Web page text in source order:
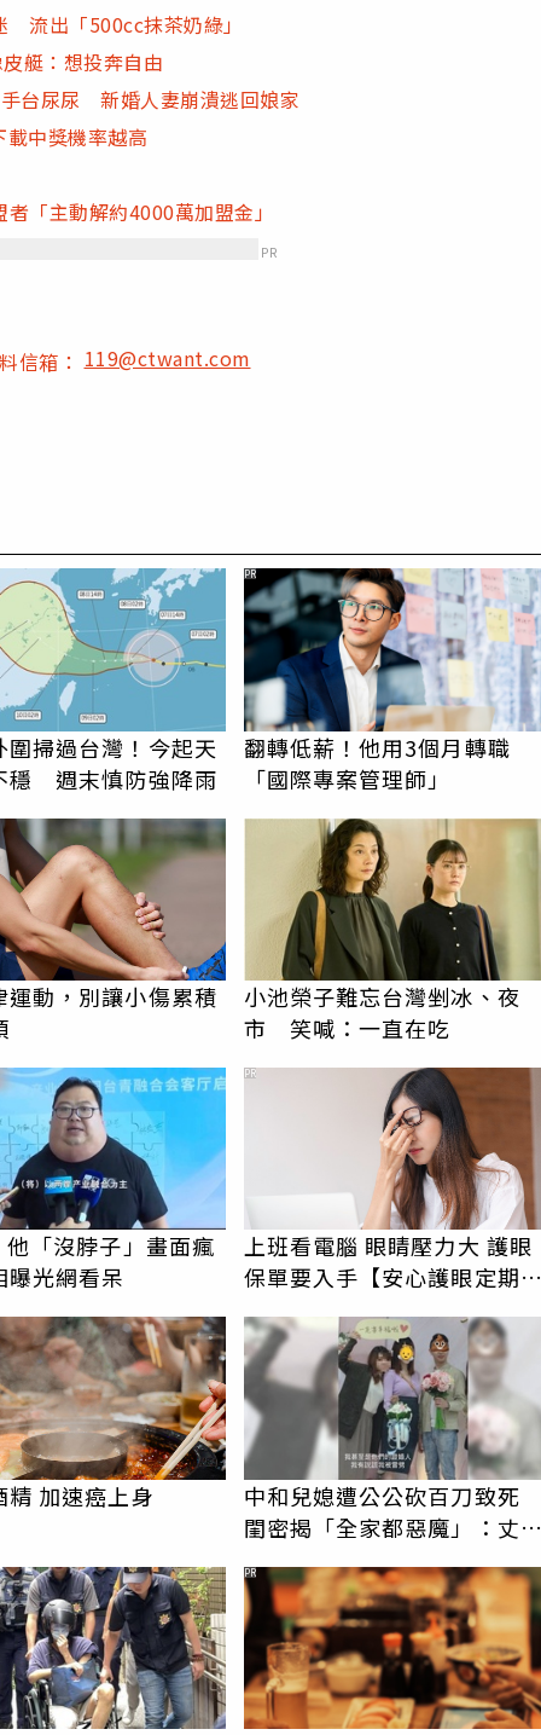
流出「500cc抹茶奶綠」
艇：想投奔自由
台尿尿 新婚人妻崩潰逃回娘家
中獎機率越高
「主動解約4000萬加盟金」
PR
信箱：119@ctwant.com
圍掃過台灣！今起天
穩 週末慎防強降雨
翻轉低薪！他用3個月轉職
「國際專案管理師」
PR
運動，別讓小傷累積
小池榮子難忘台灣剉冰、夜
市 笑喊：一直在吃
他「沒脖子」畫面瘋
光網看呆
上班看電腦 眼睛壓力大 護眼
保單要入手【安心護眼定期
睛險】
PR
精 加速癌上身
中和兒媳遭公公砍百刀致
閨密揭「全家都惡魔」：丈
PR